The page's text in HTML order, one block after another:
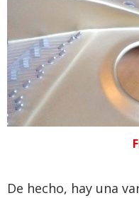
De hecho, hay una